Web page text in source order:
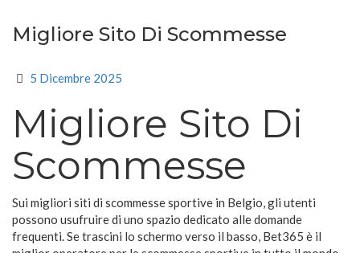
Migliore Sito Di Scommesse
5 Dicembre 2025
Migliore Sito Di
Scommesse
Sui migliori siti di scommesse sportive in Belgio, gli utenti
possono usufruire di uno spazio dedicato alle domande
frequenti. Se trascini lo schermo verso il basso, Bet365 è il